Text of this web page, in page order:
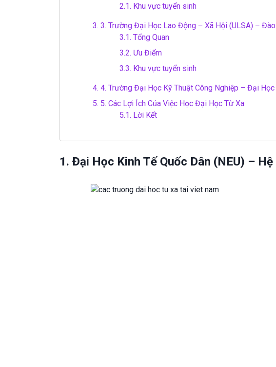
2.1. Khu vực tuyển sinh
3. 3. Trường Đại Học Lao Động – Xã Hội (ULSA) –
3.1. Tổng Quan
3.2. Ưu Điểm
3.3. Khu vực tuyển sinh
4. 4. Trường Đại Học Kỹ Thuật Công Nghiệp – Đại
5. 5. Các Lợi Ích Của Việc Học Đại Học Từ Xa
5.1. Lời Kết
1. Đại Học Kinh Tế Quốc Dân (NEU) –